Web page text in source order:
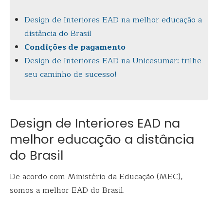
Design de Interiores EAD na melhor educação a
distância do Brasil
Condições de pagamento
Design de Interiores EAD na Unicesumar: trilhe
seu caminho de sucesso!
Design de Interiores EAD na
melhor educação a distância
do Brasil
De acordo com Ministério da Educação (MEC),
somos a melhor EAD do Brasil.